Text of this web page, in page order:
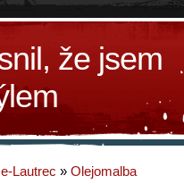
že jsem
Lautrec » Olejomalba